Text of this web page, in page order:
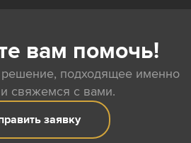
вам помочь!
подходящее именно
свяжемся с вами.
заявку